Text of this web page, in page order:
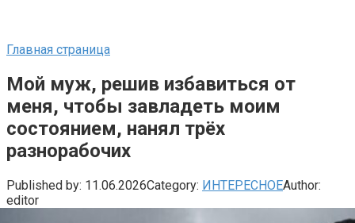
Главная страница
Мой муж, решив избавиться от
меня, чтобы завладеть моим
состоянием, нанял трёх
разнорабочих
Published by: 11.06.2026Category: ИНТЕРЕСНОЕAuthor:
editor